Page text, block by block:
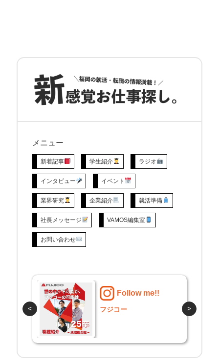
メニュー
新着記事 学生紹介 ラジオ
インタビュー イベント
業界研究 企業紹介 就活準備
社長メッセージ VAMOS編集室
お問い合わせ
Follow me!!
資さんうどん
< >